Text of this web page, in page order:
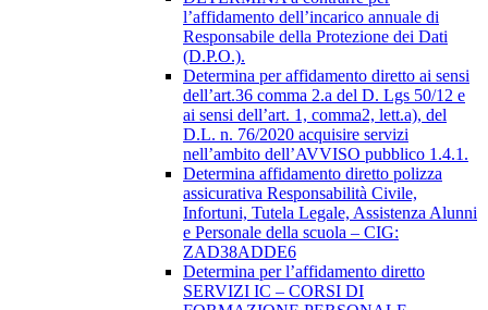
l’affidamento dell’incarico annuale di
Responsabile della Protezione dei Dati
(D.P.O.).
Determina per affidamento diretto ai sensi
dell’art.36 comma 2.a del D. Lgs 50/12 e
ai sensi dell’art. 1, comma2, lett.a), del
D.L. n. 76/2020 acquisire servizi
nell’ambito dell’AVVISO pubblico 1.4.1.
Determina affidamento diretto polizza
assicurativa Responsabilità Civile,
Infortuni, Tutela Legale, Assistenza Alunni
e Personale della scuola – CIG:
ZAD38ADDE6
Determina per l’affidamento diretto
SERVIZI IC – CORSI DI